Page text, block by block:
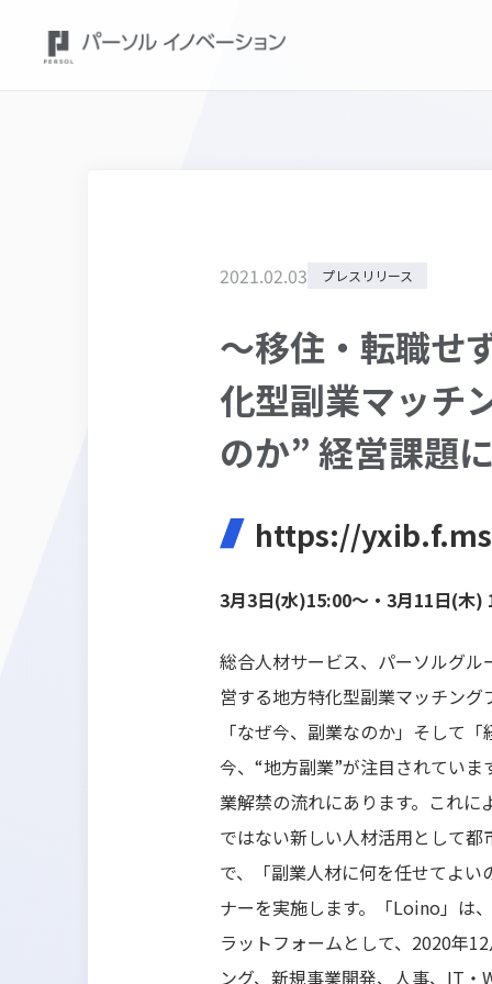
2021.02.03 プレスリリース
～移住・転職せ
化型副業マッチ
のか” 経営課題
https://
3月3日(水)15:00～・3月11日(木)
総合人材サービス、パーソルグ
営する地方特化型副業マッチン
「なぜ今、副業なのか」そして
今、“地方副業”が注目されてい
業解禁の流れにあります。これ
ではない新しい人材活用として
で、「副業人材に何を任せてよ
ナーを実施します。「Loino」は
ラットフォームとして、2020年
ング、新規事業開発、人事、IT